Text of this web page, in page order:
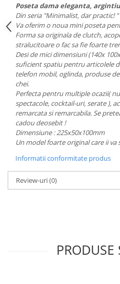
Poseta dama eleganta,
Din seria "Minimalist, dar practic! "
Va oferim o noua mini poseta
Forma sa originala de clutch,
stralucitoare o fac sa fie foarte
Desi de mici dimensiuni (140x
suficient spatiu pentru articolele
telefon mobil, oglinda, produse
chei.
Perfecta pentru multiple ocazii(
spectacole, cocktail-uri, serate ),
remarcata si remarcabila. Se
cadou deosebit !
Dimensiune : 225x50x100mm
Un model foarte original care ii
Informatii conformitate produs
Review-uri(0)
PRODUSE